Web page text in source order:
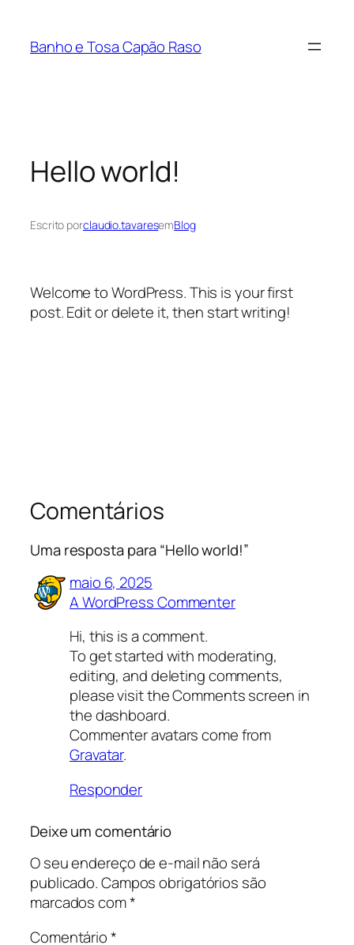
Banho e Tosa Capão Raso
Hello world!
Escrito porclaudio.tavaresemBlog
Welcome to WordPress. This is your first
post. Edit or delete it, then start writing!
Comentários
Uma resposta para “Hello world!”
maio 6, 2025
A WordPress Commenter
Hi, this is a comment.
To get started with moderating,
editing, and deleting comments,
please visit the Comments screen in
the dashboard.
Commenter avatars come from
Gravatar.
Responder
Deixe um comentário
O seu endereço de e-mail não será
publicado.Campos obrigatórios são
marcados com*
Comentário*